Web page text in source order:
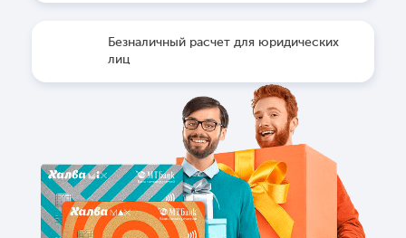
Безналичный расчет для юридических
лиц